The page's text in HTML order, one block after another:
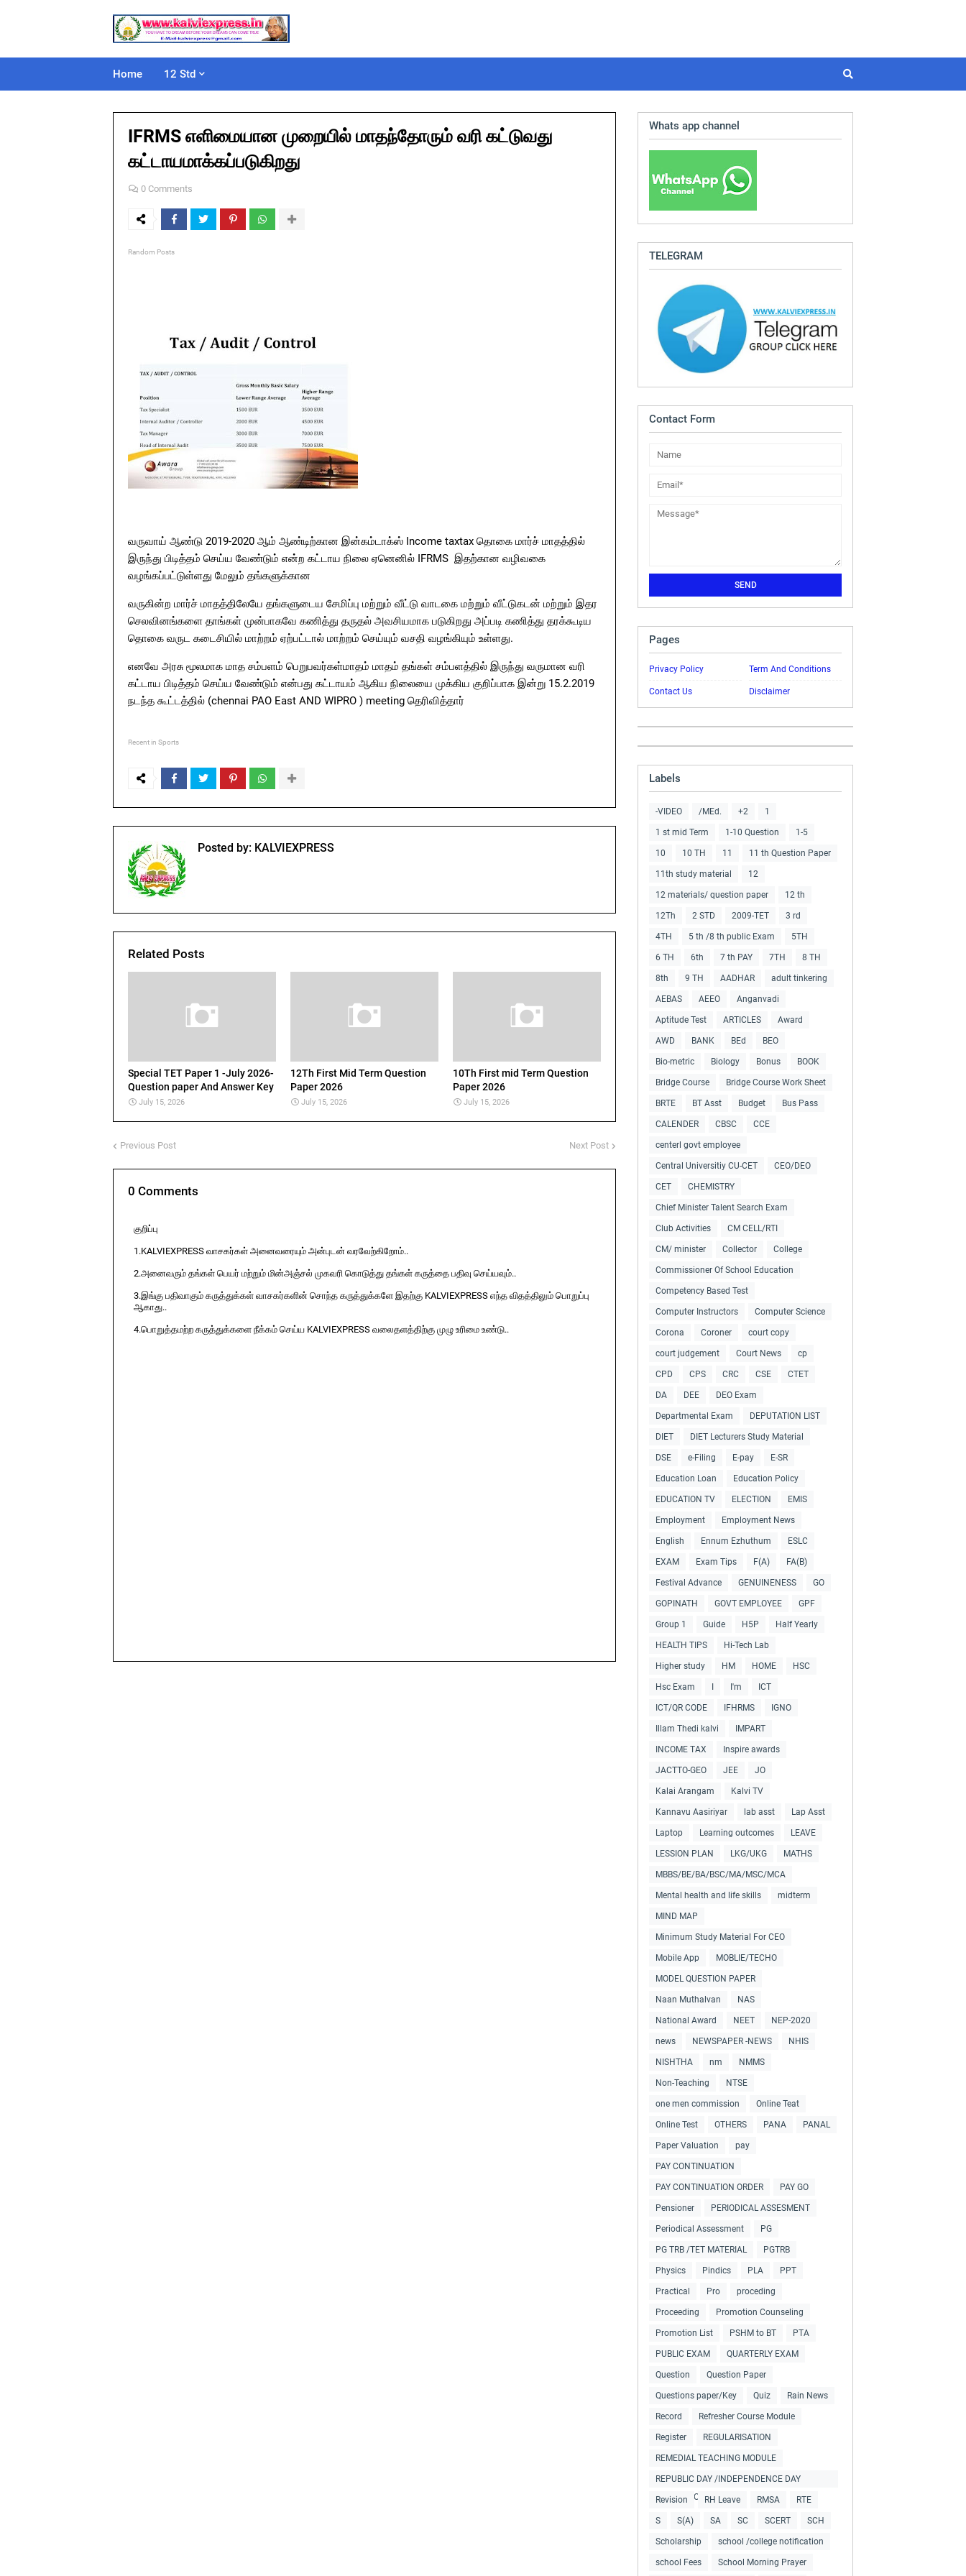
Home 12 Std
IFRMS எளிமையான முறையில் மாதந்தோரும் வரி கட்டுவது
கட்டாயமாக்கப்படுகிறது
0 Comments
Random Posts
வருவாய் ஆண்டு 2019-2020 ஆம் ஆண்டிற்கான இன்கம்டாக்ஸ் Income taxtax தொகை மார்ச் மாதத்தில்
இருந்து பிடித்தம் செய்ய வேண்டும் என்ற கட்டாய நிலை ஏனெனில் IFRMS இதற்கான வழிவகை
வழங்கப்பட்டுள்ளது மேலும் தங்களுக்கான
வருகின்ற மார்ச் மாதத்திலேயே தங்களுடைய சேமிப்பு மற்றும் வீட்டு வாடகை மற்றும் வீட்டுகடன் மற்றும் இதர
செலவினங்களை தாங்கள் முன்பாகவே கணித்து தருதல் அவசியமாக படுகிறது அப்படி கணித்து தரக்கூடிய
தொகை வருட கடைசியில் மாற்றம் ஏற்பட்டால் மாற்றம் செய்யும் வசதி வழங்கியும் உள்ளது.
எனவே அரசு மூலமாக மாத சம்பளம் பெறுபவர்கள்மாதம் மாதம் தங்கள் சம்பளத்தில் இருந்து வருமான வரி
கட்டாய பிடித்தம் செய்ய வேண்டும் என்பது கட்டாயம் ஆகிய நிலையை முக்கிய குறிப்பாக இன்று 15.2.2019
நடந்த கூட்டத்தில் (chennai PAO East AND WIPRO ) meeting தெரிவித்தார்
Recent in Sports
Posted by: KALVIEXPRESS
Related Posts
Special TET Paper 1 -July 2026-
Question paper And Answer Key
July 15, 2026
12Th First Mid Term Question
Paper 2026
July 15, 2026
10Th First mid Term Question
Paper 2026
July 15, 2026
Previous Post Next Post
0 Comments
குறிப்பு
1.KALVIEXPRESS வாசகர்கள் அனைவரையும் அன்புடன் வரவேற்கிறோம்..
2.அனைவரும் தங்கள் பெயர் மற்றும் மின்அஞ்சல் முகவரி கொடுத்து தங்கள் கருத்தை பதிவு செய்யவும்..
3.இங்கு பதிவாகும் கருத்துக்கள் வாசகர்களின் சொந்த கருத்துக்களே இதற்கு KALVIEXPRESS எந்த விதத்திலும் பொறுப்பு
ஆகாது..
4.பொறுத்தமற்ற கருத்துக்களை நீக்கம் செய்ய KALVIEXPRESS வலைதளத்திற்கு முழு உரிமை உண்டு..
Whats app channel
TELEGRAM
Contact Form
Pages
Privacy Policy Term And Conditions
Contact Us Disclaimer
Labels
-VIDEO /MEd. +2 1
1 st mid Term 1-10 Question 1-5
10 10 TH 11 11 th Question Paper
11th study material 12
12 materials/ question paper 12 th
12Th 2 STD 2009-TET 3 rd
4TH 5 th /8 th public Exam 5TH
6 TH 6th 7 th PAY 7TH 8 TH
8th 9 TH AADHAR adult tinkering
AEBAS AEEO Anganvadi
Aptitude Test ARTICLES Award
AWD BANK BEd BEO
Bio-metric Biology Bonus BOOK
Bridge Course Bridge Course Work Sheet
BRTE BT Asst Budget Bus Pass
CALENDER CBSC CCE
centerl govt employee
Central Universitiy CU-CET CEO/DEO
CET CHEMISTRY
Chief Minister Talent Search Exam
Club Activities CM CELL/RTI
CM/ minister Collector College
Commissioner Of School Education
Competency Based Test
Computer Instructors Computer Science
Corona Coroner court copy
court judgement Court News cp
CPD CPS CRC CSE CTET
DA DEE DEO Exam
Departmental Exam DEPUTATION LIST
DIET DIET Lecturers Study Material
DSE e-Filing E-pay E-SR
Education Loan Education Policy
EDUCATION TV ELECTION EMIS
Employment Employment News
English Ennum Ezhuthum ESLC
EXAM Exam Tips F(A) FA(B)
Festival Advance GENUINENESS GO
GOPINATH GOVT EMPLOYEE GPF
Group 1 Guide H5P Half Yearly
HEALTH TIPS Hi-Tech Lab
Higher study HM HOME HSC
Hsc Exam I'm ICT
ICT/QR CODE IFHRMS IGNO
Illam Thedi kalvi IMPART
INCOME TAX Inspire awards
JACTTO-GEO JEE JO
Kalai Arangam Kalvi TV
Kannavu Aasiriyar lab asst Lap Asst
Laptop Learning outcomes LEAVE
LESSION PLAN LKG/UKG MATHS
MBBS/BE/BA/BSC/MA/MSC/MCA
Mental health and life skills midterm
MIND MAP
Minimum Study Material For CEO
Mobile App MOBLIE/TECHO
MODEL QUESTION PAPER
Naan Muthalvan NAS
National Award NEET NEP-2020
news NEWSPAPER -NEWS NHIS
NISHTHA nm NMMS
Non-Teaching NTSE
one men commission Online Teat
Online Test OTHERS PANA PANAL
Paper Valuation pay
PAY CONTINUATION
PAY CONTINUATION ORDER PAY GO
Pensioner PERIODICAL ASSESMENT
Periodical Assessment PG
PG TRB /TET MATERIAL PGTRB
Physics Pindics PLA PPT
Practical Pro proceding
Proceeding Promotion Counseling
Promotion List PSHM to BT PTA
PUBLIC EXAM QUARTERLY EXAM
Question Question Paper
Questions paper/Key Quiz Rain News
Record Refresher Course Module
Register REGULARISATION
REMEDIAL TEACHING MODULE
REPUBLIC DAY /INDEPENDENCE DAY
COLLECTIONS
Revision RH Leave RMSA RTE
S S(A) SA SC SCERT SCH
Scholarship school /college notification
school Fees School Morning Prayer